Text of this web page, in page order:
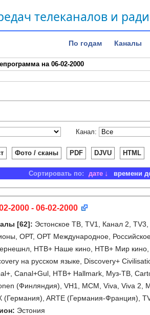
телеканалов и
По годам Каналы
на 06-02-2000
Канал:
Фото / сканы PDF DJVU HTML
Сортировать по: дате времени
2000 - 06-02-2000
[62]: Эстонское ТВ, TV1, Канал 2,
ОРТ, ОРТ Международное,
НТВ+ Наше кино, НТВ+ Мир кино,
на русском языке, Discovery+
Canal+Gul, НТВ+ Hallmark, Муз-ТВ,
(Финляндия), VH1, MCM, Viva, Viva 2,
(Германия), ARTE (Германия-Франция),
Эстония